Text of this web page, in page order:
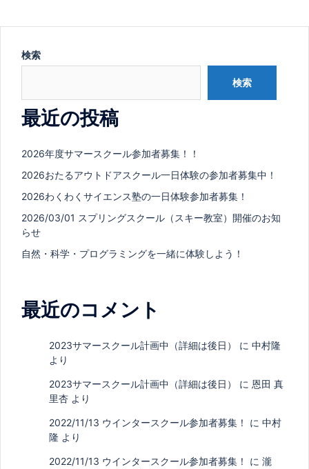
検索
検索
最近の投稿
2026年度サマースクール参加者募集！！
2026おたるアウトドアスクール一日体験の参加者募集中！
2026わくわくサイエンス塾の一日体験参加者募集！
2026/03/01 スプリングスクール（スキー教室）開催のお知
らせ
自然・科学・プログラミングを一緒に体験しよう！
最近のコメント
2023サマースクール計画中（詳細は後日） に 中村隆
より
2023サマースクール計画中（詳細は後日） に 恩田 真
里杏 より
2022/11/13 ウインタースクール参加者募集！ に 中村
隆 より
2022/11/13 ウインタースクール参加者募集！ に 瀧